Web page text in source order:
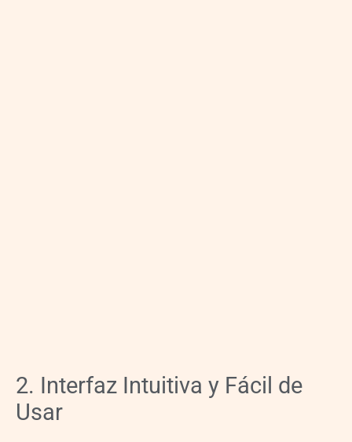
2. Interfaz Intuitiva y Fácil de
Usar